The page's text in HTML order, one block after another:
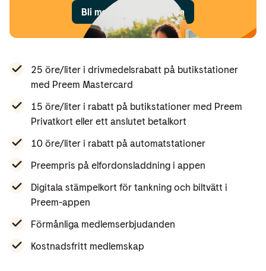
Bli medlem och logga in
25 öre/liter i drivmedelsrabatt på butikstationer
med Preem Mastercard
15 öre/liter i rabatt på butikstationer med Preem
Privatkort eller ett anslutet betalkort
10 öre/liter i rabatt på automatstationer
Preempris på elfordonsladdning i appen
Digitala stämpelkort för tankning och biltvätt i
Preem-appen
Förmånliga medlemserbjudanden
Kostnadsfritt medlemskap